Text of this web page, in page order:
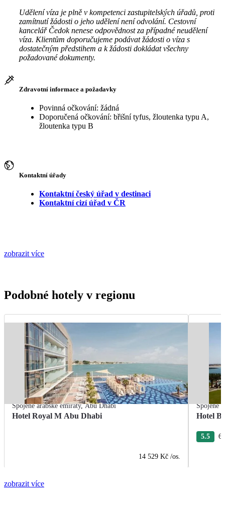
Udělení víza je plně v kompetenci zastupitelských úřadů, proti
zamítnutí žádosti o jeho udělení není odvolání. Cestovní
kancelář Čedok nenese odpovědnost za případné neudělení
víza. Klientům doporučujeme podávat žádosti o víza s
dostatečným předstihem a k žádosti dokládat všechny
požadované dokumenty.
Zdravotní informace a požadavky
Povinná očkování: žádná
Doporučená očkování: břišní tyfus, žloutenka typu A,
žloutenka typu B
Kontaktní úřady
Kontaktní český úřad v destinaci
Kontaktní cizí úřad v ČR
zobrazit více
Podobné hotely v regionu
Spojené arabské emiráty,Abu Dhabi
Hotel Royal M Abu Dhabi
14 529 Kč /os.
Spojené
Hotel
5.5 6
zobrazit více